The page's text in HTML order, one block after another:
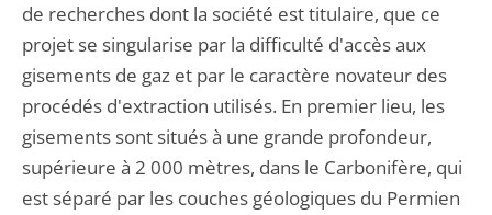
de recherches dont la société est titulaire, que ce
projet se singularise par la difficulté d'accès aux
gisements de gaz et par le caractère novateur des
procédés d'extraction utilisés. En premier lieu, les
gisements sont situés à une grande profondeur,
supérieure à 2 000 mètres, dans le Carbonifère, qui
est séparé par les couches géologiques du Permien